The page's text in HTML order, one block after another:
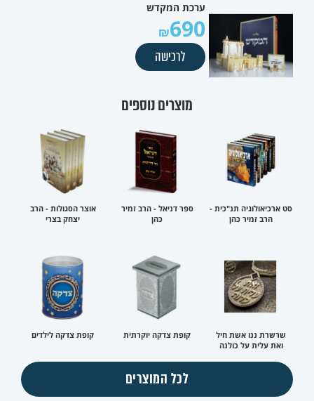
ערכת המקדש
690
לרכישה
מוצרים נוספים
סט ארכיאולוגיה תנ"כית -
הרב זמיר כהן
ספר דניאל - הרב זמיר
כהן
אוצר הסגולות - הרב
יצחק בצרי
שרשרת ננו אשת חיל
ואת עלית על כולנה
קופת צדקה יוקרתית קופת צדקה לילדים
לכל המוצרים